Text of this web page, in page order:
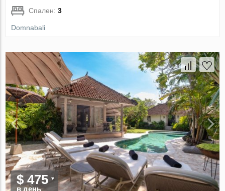
Спален:3
Domnabali
$ 475
в день